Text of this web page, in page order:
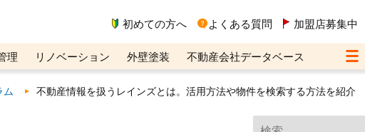
初めての方へ よくある質問 加盟店募集中
理 リノベーション 外壁塗装
不動産会社データベース
ジンBiz
ム 不動産情報を扱うレインズとは。活用方法や物件を検索する方法を紹介